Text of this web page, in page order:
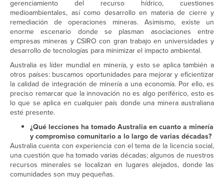
gerenciamiento del recurso hídrico, cuestiones
medioambientales, así como desarrollo en materia de cierre y
remediación de operaciones mineras. Asimismo, existe un
enorme escenario donde se plasman asociaciones entre
empresas mineras y CSIRO con gran trabajo en universidades y
desarrollo de tecnologías para minimizar el impacto ambiental.
Australia es líder mundial en minería, y esto se aplica también a
otros países: buscamos oportunidades para mejorar y eficientizar
la calidad de integración de minería a una economía. Por ello, es
preciso remarcar que la innovación no es algo periférico, esto es
lo que se aplica en cualquier país donde una minera australiana
esté presente.
¿Qué lecciones ha tomado Australia en cuanto a minería
y compromiso comunitario a lo largo de varias décadas?
Australia cuenta con experiencia con el tema de la licencia social,
una cuestión que ha tomado varias décadas; algunos de nuestros
recursos minerales se localizan en lugares alejados, donde las
comunidades son muy pequeñas.